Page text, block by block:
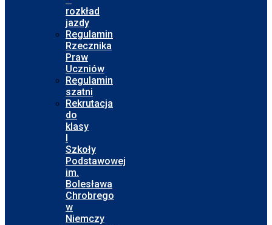
rozkład
jazdy
Regulamin
Rzecznika
Praw
Uczniów
Regulamin
szatni
Rekrutacja
do
klasy
I
Szkoły
Podstawowej
im.
Bolesława
Chrobrego
w
Niemczy